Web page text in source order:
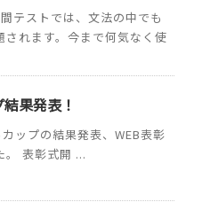
テストでは、文法の中でも
されます。今まで何気なく使
果発表！
ップの結果発表、WEB表彰
。 表彰式開 ...